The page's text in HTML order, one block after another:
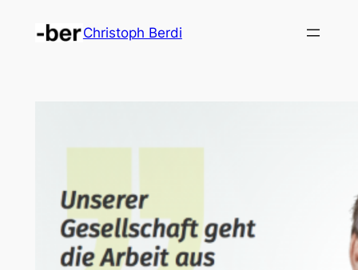
Inhalt
Christoph Berdi